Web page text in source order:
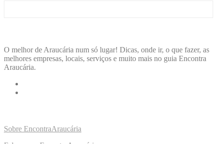
O melhor de Araucária num só lugar! Dicas, onde ir, o que fazer, as
melhores empresas, locais, serviços e muito mais no guia Encontra
Araucária.
Sobre EncontraAraucária